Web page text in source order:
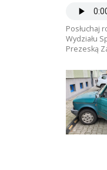
Posłuchaj
Wydziału
Prezeską